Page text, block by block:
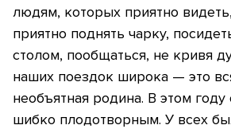
людям, которых приятно
приятно поднять чарку,
столом, пообщаться, не кривя
наших поездок широка — это
необъятная родина. В этом
шибко плодотворным. У всех